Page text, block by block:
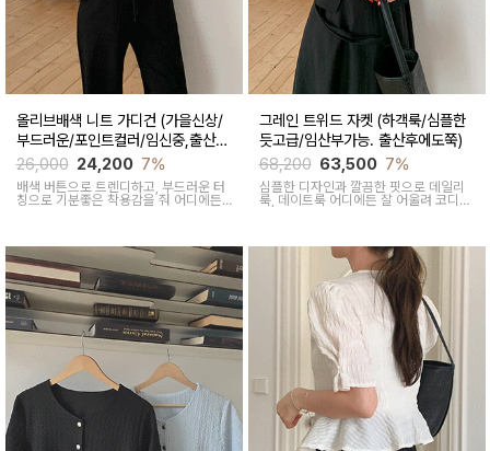
올리브배색 니트 가디건 (가을신상/
부드러운/포인트컬러/임신중,출산후
착용가능)
26,000 24,200 7%
배색 버튼으로 트렌디하고, 부드러운 터
칭으로 기분좋은 착용감을 줘 어디에든
그레인 트위드 자켓 (하객룩/심플한
듯고급/임산부가능. 출산후에도쭉)
68,200 63,500 7%
심플한 디자인과 깔끔한 핏으로 데일리
룩, 데이트룩 어디에든 잘 어울려 코디가